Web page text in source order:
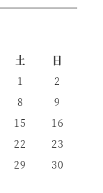
土
日
1
2
8
9
15
16
22
23
29
30